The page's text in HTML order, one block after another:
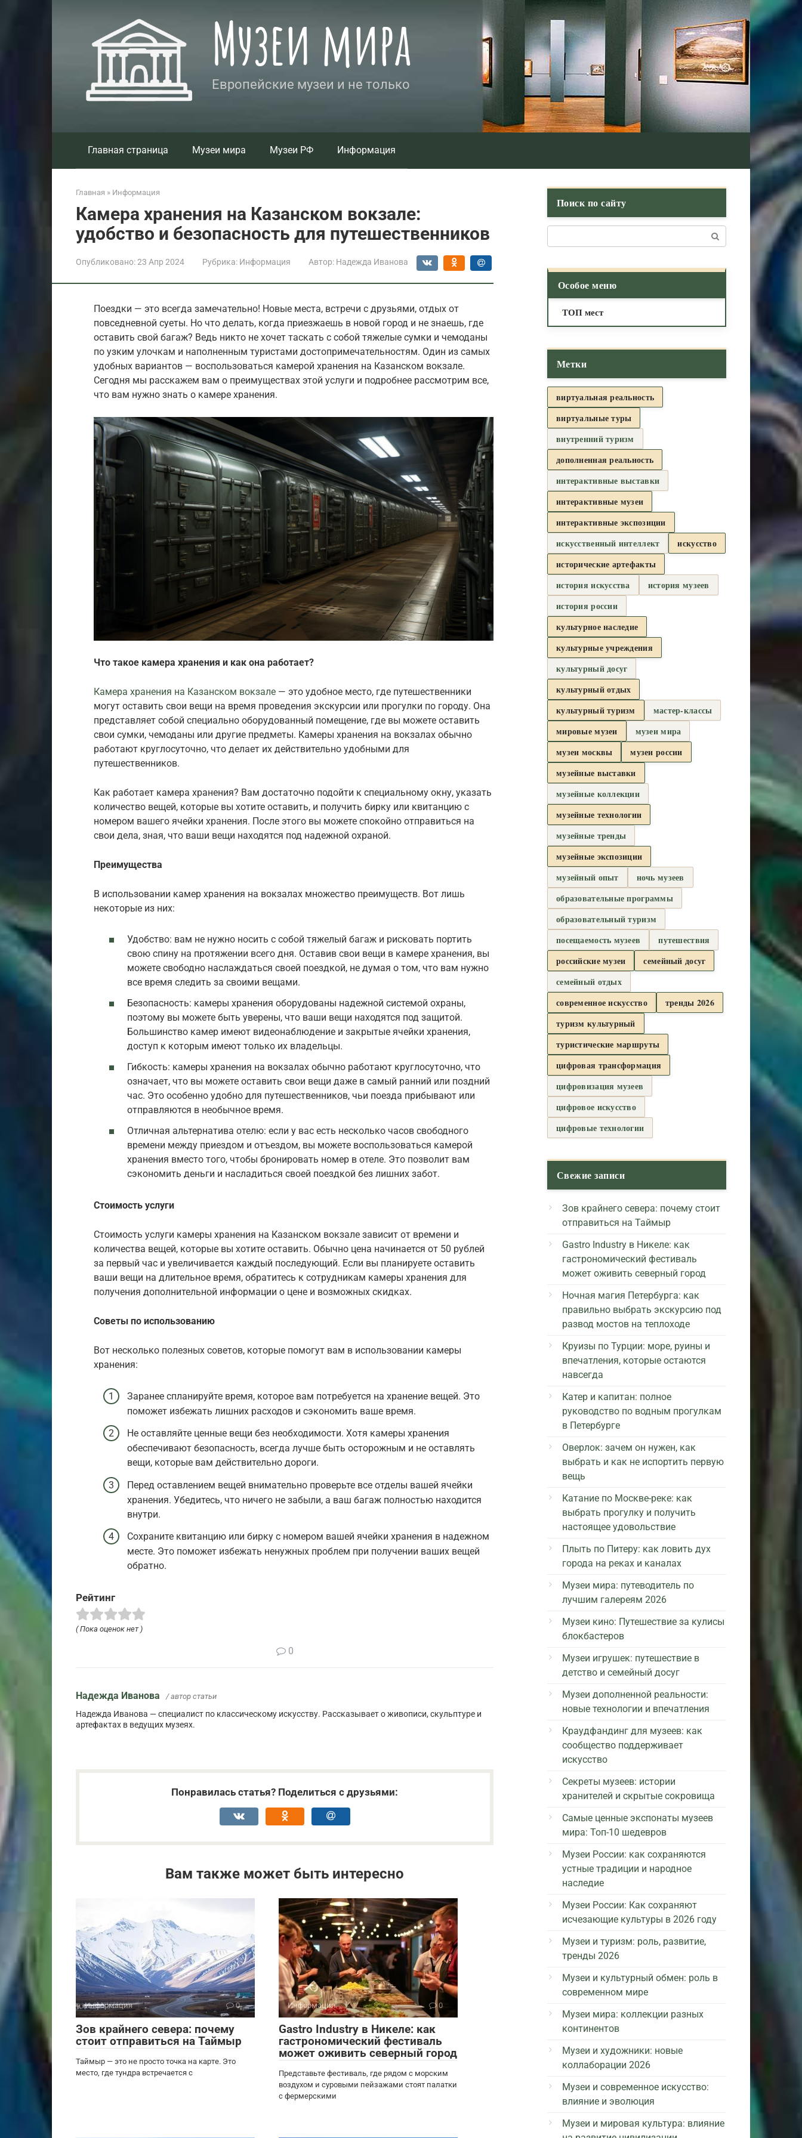
Музеи мира
Европейские музеи и не только
Главная страница Музеи мира Музеи РФ Информация
Главная » Информация
Камера хранения на Казанском вокзале:
удобство и безопасность для путешественников
Опубликовано:23 Апр 2024 Рубрика: Информация Автор: Надежда Иванова
Поездки — это всегда замечательно! Новые места, встречи с друзьями, отдых от
повседневной суеты. Но что делать, когда приезжаешь в новой город и не знаешь, где
оставить свой багаж? Ведь никто не хочет таскать с собой тяжелые сумки и чемоданы
по узким улочкам и наполненным туристами достопримечательностям. Один из самых
удобных вариантов — воспользоваться камерой хранения на Казанском вокзале.
Сегодня мы расскажем вам о преимуществах этой услуги и подробнее рассмотрим все,
что вам нужно знать о камере хранения.
Что такое камера хранения и как она работает?
Камера хранения на Казанском вокзале — это удобное место, где путешественники
могут оставить свои вещи на время проведения экскурсии или прогулки по городу. Она
представляет собой специально оборудованный помещение, где вы можете оставить
свои сумки, чемоданы или другие предметы. Камеры хранения на вокзалах обычно
работают круглосуточно, что делает их действительно удобными для
путешественников.
Как работает камера хранения? Вам достаточно подойти к специальному окну, указать
количество вещей, которые вы хотите оставить, и получить бирку или квитанцию с
номером вашего ячейки хранения. После этого вы можете спокойно отправиться на
свои дела, зная, что ваши вещи находятся под надежной охраной.
Преимущества
В использовании камер хранения на вокзалах множество преимуществ. Вот лишь
некоторые из них:
Удобство: вам не нужно носить с собой тяжелый багаж и рисковать портить
свою спину на протяжении всего дня. Оставив свои вещи в камере хранения, вы
можете свободно наслаждаться своей поездкой, не думая о том, что вам нужно
все время следить за своими вещами.
Безопасность: камеры хранения оборудованы надежной системой охраны,
поэтому вы можете быть уверены, что ваши вещи находятся под защитой.
Большинство камер имеют видеонаблюдение и закрытые ячейки хранения,
доступ к которым имеют только их владельцы.
Гибкость: камеры хранения на вокзалах обычно работают круглосуточно, что
означает, что вы можете оставить свои вещи даже в самый ранний или поздний
час. Это особенно удобно для путешественников, чьи поезда прибывают или
отправляются в необычное время.
Отличная альтернатива отелю: если у вас есть несколько часов свободного
времени между приездом и отъездом, вы можете воспользоваться камерой
хранения вместо того, чтобы бронировать номер в отеле. Это позволит вам
сэкономить деньги и насладиться своей поездкой без лишних забот.
Стоимость услуги
Стоимость услуги камеры хранения на Казанском вокзале зависит от времени и
количества вещей, которые вы хотите оставить. Обычно цена начинается от 50 рублей
за первый час и увеличивается каждый последующий. Если вы планируете оставить
ваши вещи на длительное время, обратитесь к сотрудникам камеры хранения для
получения дополнительной информации о цене и возможных скидках.
Советы по использованию
Вот несколько полезных советов, которые помогут вам в использовании камеры
хранения:
Заранее спланируйте время, которое вам потребуется на хранение вещей. Это
поможет избежать лишних расходов и сэкономить ваше время.
Не оставляйте ценные вещи без необходимости. Хотя камеры хранения
обеспечивают безопасность, всегда лучше быть осторожным и не оставлять
вещи, которые вам действительно дороги.
Перед оставлением вещей внимательно проверьте все отделы вашей ячейки
хранения. Убедитесь, что ничего не забыли, а ваш багаж полностью находится
внутри.
Сохраните квитанцию или бирку с номером вашей ячейки хранения в надежном
месте. Это поможет избежать ненужных проблем при получении ваших вещей
обратно.
Рейтинг
( Пока оценок нет )
0
Надежда Иванова / автор статьи
Надежда Иванова — специалист по классическому искусству. Рассказывает о живописи, скульптуре и
артефактах в ведущих музеях.
Понравилась статья? Поделиться с друзьями:
Вам также может быть интересно
Информация 0
Зов крайнего севера: почему
стоит отправиться на Таймыр
Таймыр — это не просто точка на карте. Это
место, где тундра встречается с
Информация 0
Gastro Industry в Никеле: как
гастрономический фестиваль
может оживить северный город
Представьте фестиваль, где рядом с морским
воздухом и суровыми пейзажами стоят палатки
с фермерскими
Поиск по сайту
Особое меню
ТОП мест
Метки
виртуальная реальность
виртуальные туры
внутренний туризм
дополненная реальность
интерактивные выставки
интерактивные музеи
интерактивные экспозиции
искусственный интеллект
искусство
исторические артефакты
история искусства
история музеев
история россии
культурное наследие
культурные учреждения
культурный досуг
культурный отдых
культурный туризм
мастер-классы
мировые музеи
музеи мира
музеи москвы
музеи россии
музейные выставки
музейные коллекции
музейные технологии
музейные тренды
музейные экспозиции
музейный опыт
ночь музеев
образовательные программы
образовательный туризм
посещаемость музеев
путешествия
российские музеи
семейный досуг
семейный отдых
современное искусство
тренды 2026
туризм культурный
туристические маршруты
цифровая трансформация
цифровизация музеев
цифровое искусство
цифровые технологии
Свежие записи
Зов крайнего севера: почему стоит
отправиться на Таймыр
Gastro Industry в Никеле: как
гастрономический фестиваль
может оживить северный город
Ночная магия Петербурга: как
правильно выбрать экскурсию под
развод мостов на теплоходе
Круизы по Турции: море, руины и
впечатления, которые остаются
навсегда
Катер и капитан: полное
руководство по водным прогулкам
в Петербурге
Оверлок: зачем он нужен, как
выбрать и как не испортить первую
вещь
Катание по Москве-реке: как
выбрать прогулку и получить
настоящее удовольствие
Плыть по Питеру: как ловить дух
города на реках и каналах
Музеи мира: путеводитель по
лучшим галереям 2026
Музеи кино: Путешествие за кулисы
блокбастеров
Музеи игрушек: путешествие в
детство и семейный досуг
Музеи дополненной реальности:
новые технологии и впечатления
Краудфандинг для музеев: как
сообщество поддерживает
искусство
Секреты музеев: истории
хранителей и скрытые сокровища
Самые ценные экспонаты музеев
мира: Топ-10 шедевров
Музеи России: как сохраняются
устные традиции и народное
наследие
Музеи России: Как сохраняют
исчезающие культуры в 2026 году
Музеи и туризм: роль, развитие,
тренды 2026
Музеи и культурный обмен: роль в
современном мире
Музеи мира: коллекции разных
континентов
Музеи и художники: новые
коллаборации 2026
Музеи и современное искусство:
влияние и эволюция
Музеи и мировая культура: влияние